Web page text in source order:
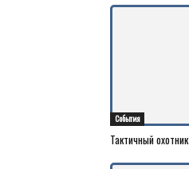
События
Тактичный охотник